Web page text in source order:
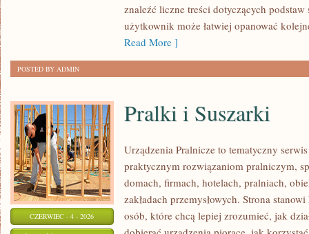
znaleźć liczne treści dotyczących
użytkownik może łatwiej opanować
Read More ]
POSTED BY ADMIN
CZERWIEC - 4 - 2026
Pralki i Suszarki
Urządzenia Pralnicze to tematyczny
praktycznym rozwiązaniom pralniczym,
domach, firmach, hotelach, pralniach,
zakładach przemysłowych. Strona
osób, które chcą lepiej zrozumieć, jak